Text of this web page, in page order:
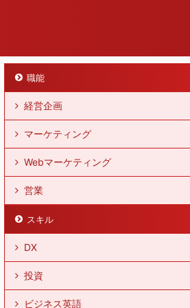
職能
経営企画
マーケティング
Webマーケティング
営業
スキル
DX
投資
ビジネス英語